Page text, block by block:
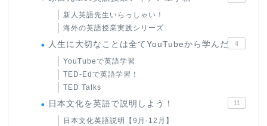
新人英語先生いらっしゃい！
海外の英語授業実践シリーズ
人生に大切なことは全てYouTubeから学んだ 4
YouTubeで英語学習
TED-Edで英語学習！
TED Talks
日本文化を英語で説明しよう！ 11
日本文化英語説明【9月-12月】